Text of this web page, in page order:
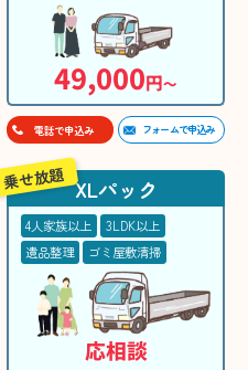
49,000円〜
電話で申込み フォームで申込み
XLパック
4人家族以上
3LDK以上
遺品整理
ゴミ屋敷清掃
応相談
乗せ放題